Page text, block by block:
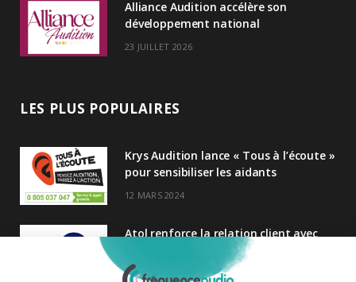
Alliance Audition accélère son
développement national
23 JUILLET 2026
LES PLUS POPULAIRES
Krys Audition lance « Tous à l’écoute »
pour sensibiliser les aidants
12 MARS 2024
Atol renforce la relation client avec
une nouvelle campagne axée sur la
satisfaction